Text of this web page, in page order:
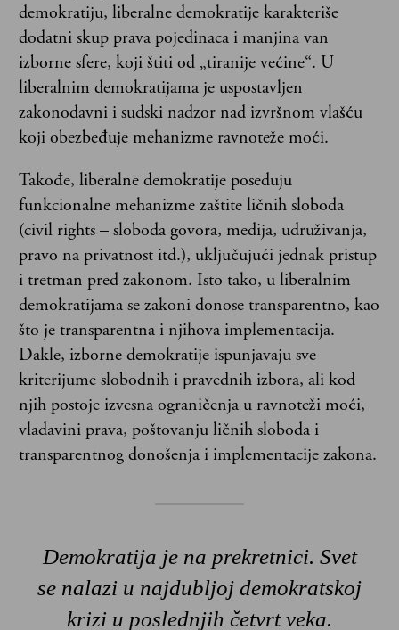
demokratiju, liberalne demokratije karakteriše
dodatni skup prava pojedinaca i manjina van
izborne sfere, koji štiti od „tiranije većine“. U
liberalnim demokratijama je uspostavljen
zakonodavni i sudski nadzor nad izvršnom vlašću
koji obezbeđuje mehanizme ravnoteže moći.
Takođe, liberalne demokratije poseduju
funkcionalne mehanizme zaštite ličnih sloboda
(civil rights – sloboda govora, medija, udruživanja,
pravo na privatnost itd.), uključujući jednak pristup
i tretman pred zakonom. Isto tako, u liberalnim
demokratijama se zakoni donose transparentno, kao
što je transparentna i njihova implementacija.
Dakle, izborne demokratije ispunjavaju sve
kriterijume slobodnih i pravednih izbora, ali kod
njih postoje izvesna ograničenja u ravnoteži moći,
vladavini prava, poštovanju ličnih sloboda i
transparentnog donošenja i implementacije zakona.
Demokratija je na prekretnici. Svet
se nalazi u najdubljoj demokratskoj
krizi u poslednjih četvrt veka.